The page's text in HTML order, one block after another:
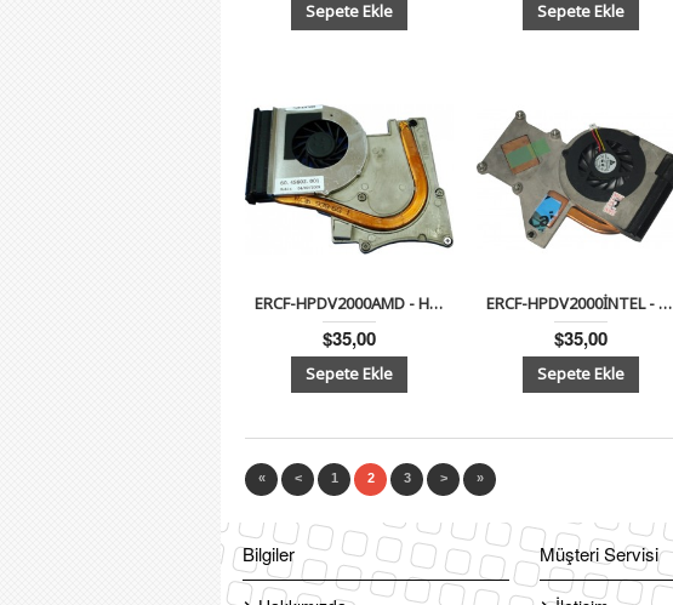
ERCF-HPDV2000AMD - Hp Pavilion Dv2000, Presario V3000 Notebook Cpu Fan ve Soğutucu AMD
$35,00
ERCF-HPDV2000İNTEL - Hp Pavilion Dv2000 Notebook Cpu Fan ve Soğutucu İntel
$35,00
« < 1 2 3 > »
Bilgiler Müşteri Servisi